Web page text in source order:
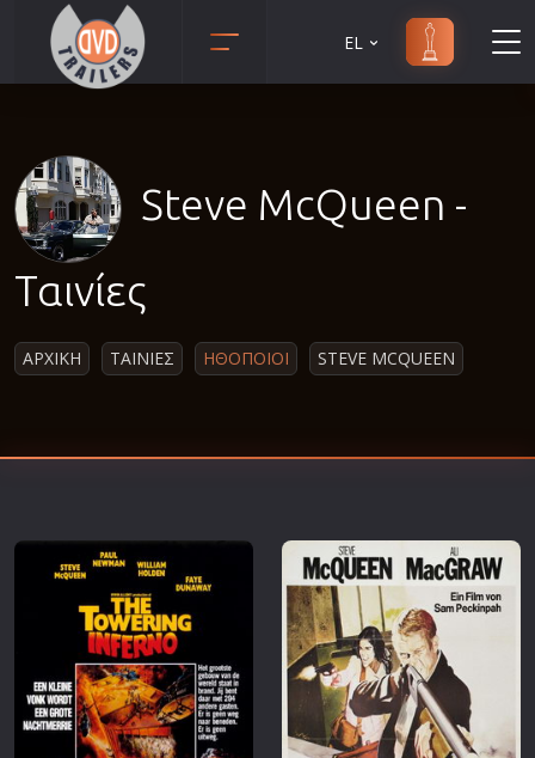
Αισθησιακές
Γουέστερν
Επιστημονικής Φαντασίας
Εποχής
Ερωτικές
Ευρωπαικός Κινηματογράφος
Θρησκευτικές
Θρίλερ
EL
Steve McQueen -
Ταινίες
ΑΡΧΙΚΗ ΤΑΙΝΙΕΣ ΗΘΟΠΟΙΟΙ STEVE MCQUEEN